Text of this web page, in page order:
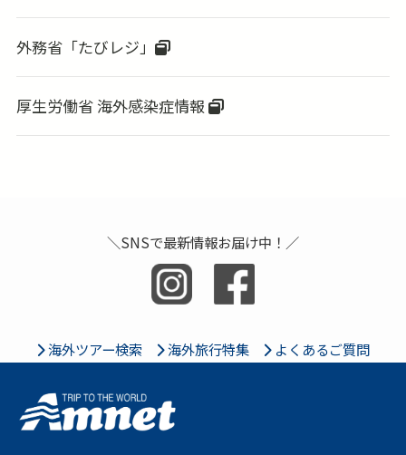
外務省「たびレジ」
厚生労働省 海外感染症情報
＼SNSで最新情報お届け中！／
海外ツアー検索 海外旅行特集 よくあるご質問